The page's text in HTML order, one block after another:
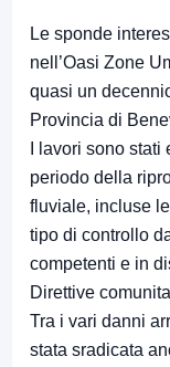
Le sponde
nell’Oasi Zone
quasi un
Provincia di
I lavori sono
periodo della
fluviale, incluse
tipo di controllo
competenti e in
Direttive
Tra i vari danni
stata sradicata